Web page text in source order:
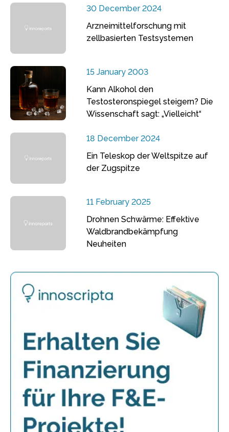
30 December 2024
Arzneimittelforschung mit
zellbasierten Testsystemen
15 January 2003
Kann Alkohol den
Testosteronspiegel steigern? Die
Wissenschaft sagt: „Vielleicht“
18 December 2024
Ein Teleskop der Weltspitze auf
der Zugspitze
11 February 2025
Drohnen Schwärme: Effektive
Waldbrandbekämpfung
Neuheiten